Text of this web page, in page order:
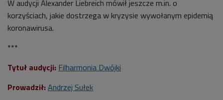
W audycji Alexander Liebreich mówił jeszcze m.in. o
korzyściach, jakie dostrzega w kryzysie wywołanym epidemią
koronawirusa.
***
Tytuł audycji: Filharmonia Dwójki
Prowadził: Andrzej Sułek